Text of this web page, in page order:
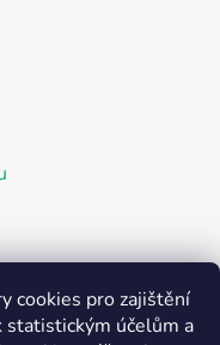
cookies pro zajištění
statistickým účelům a